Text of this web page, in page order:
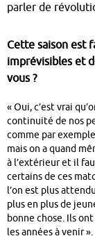
parler de
Cette saison est
imprévisibles et
vous ?
« Oui, c’est vrai
continuité de nos
comme par
mais on a quand
à l’extérieur et il
certains de ces
l’on est plus
plus en plus de
bonne chose. Ils
les années à venir ».